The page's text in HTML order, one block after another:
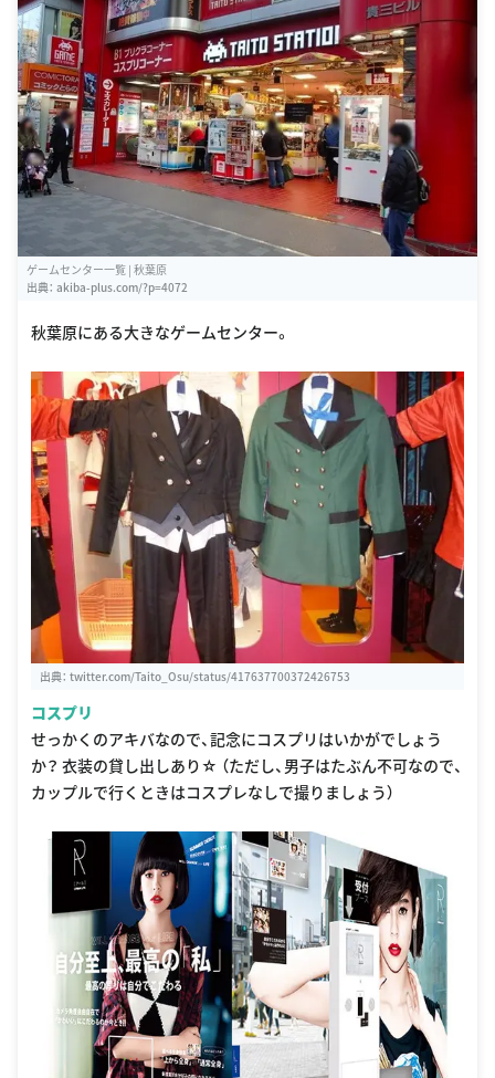
ゲームセンター一覧 | 秋葉原
出典： akiba-plus.com/?p=4072
秋葉原にある大きなゲームセンター。
出典： twitter.com/Taito_Osu/status/417637700372426753
コスプリ
せっかくのアキバなので、記念にコスプリはいかがでしょう
か？ 衣装の貸し出しあり☆ （ただし、男子はたぶん不可なので、
カップルで行くときはコスプレなしで撮りましょう）